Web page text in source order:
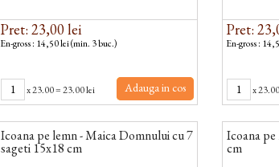
Pret: 23,00 lei
En-gross : 14,50 lei (min. 3 buc.)
x23.00=23.00 lei Adauga in cos
Pret:
En-gross :
x23.00
Icoana pe lemn - Maica Domnului cu 7
sageti 15x18 cm
Icoana
cm